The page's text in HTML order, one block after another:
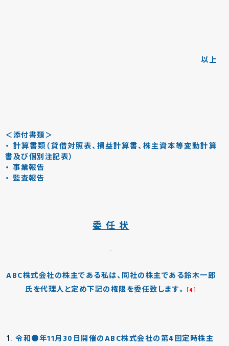
以上
＜添付書類＞
・ 計算書類（貸借対照表、損益計算書、株主資本等変動計算
書及び個別注記表）
・ 事業報告
・ 監査報告
委 任 状
ABC株式会社の株主である私は、同社の株主である鈴木一郎
氏を代理人と定め下記の権限を委任致します。 ［4］
令和●年11月30日開催のABC株式会社の第4回定時株主